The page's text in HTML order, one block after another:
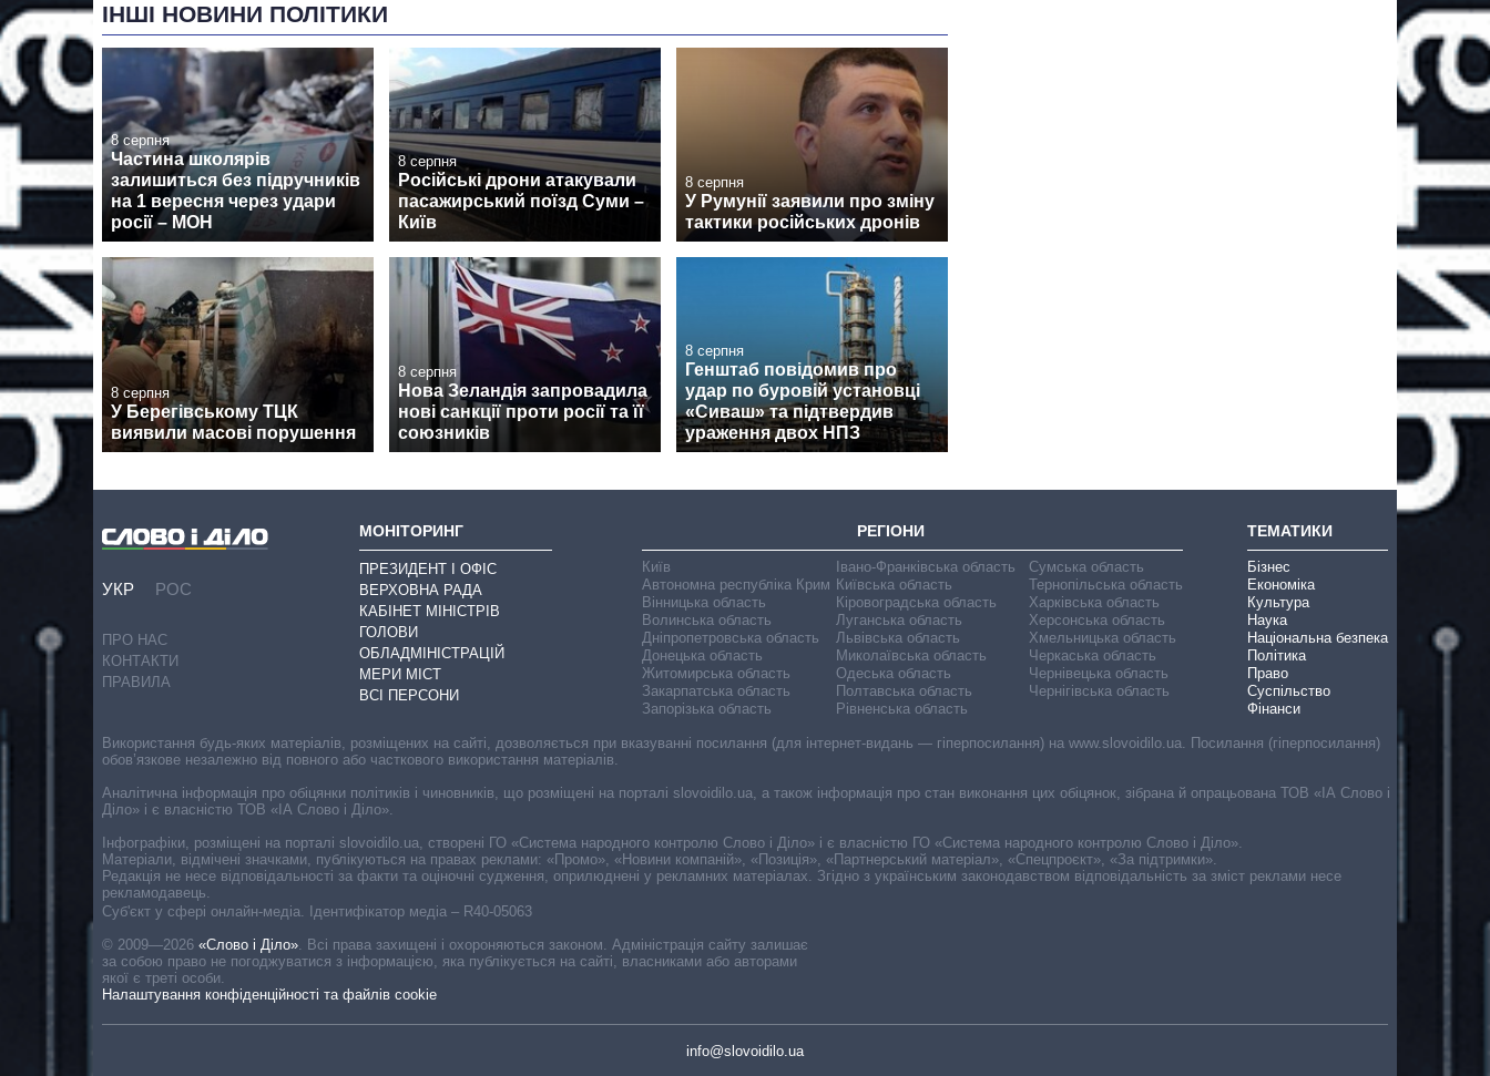
ІНШІ НОВИНИ ПОЛІТИКИ
8 серпня
Частина школярів
залишиться без підручників
на 1 вересня через удари
росії – МОН
8 серпня
Російські дрони атакували
пасажирський поїзд Суми –
Київ
8 серпня
У Румунії заявили про зміну
тактики російських дронів
8 серпня
У Берегівському ТЦК
виявили масові порушення
8 серпня
Нова Зеландія запровадила
нові санкції проти росії та її
союзників
8 серпня
Генштаб повідомив про
удар по буровій установці
«Сиваш» та підтвердив
ураження двох НПЗ
УКР РОС
ПРО НАС
КОНТАКТИ
ПРАВИЛА
МОНІТОРИНГ
ПРЕЗИДЕНТ І ОФІС
ВЕРХОВНА РАДА
КАБІНЕТ МІНІСТРІВ
ГОЛОВИ
ОБЛАДМІНІСТРАЦІЙ
МЕРИ МІСТ
ВСІ ПЕРСОНИ
РЕГІОНИ
Київ
Автономна республіка Крим
Вінницька область
Волинська область
Дніпропетровська область
Донецька область
Житомирська область
Закарпатська область
Запорізька область
Івано-Франківська область
Київська область
Кіровоградська область
Луганська область
Львівська область
Миколаївська область
Одеська область
Полтавська область
Рівненська область
Сумська область
Тернопільська область
Харківська область
Херсонська область
Хмельницька область
Черкаська область
Чернівецька область
Чернігівська область
ТЕМАТИКИ
Бізнес
Економіка
Культура
Наука
Національна безпека
Політика
Право
Суспільство
Фінанси
Cуб'єкт у сфері онлайн-медіа. Ідентифікатор медіа – R40-05063
© 2009—2026 «Слово і Діло». Всі права захищені і охороняються законом. Адміністрація сайту залишає
за собою право не погоджуватися з інформацією, яка публікується на сайті, власниками або авторами
якої є треті особи.
Налаштування конфіденційності та файлів cookie
info@slovoidilo.ua
Використання будь-яких матеріалів, розміщених на сайті, дозволяється при вказуванні посилання (для інтернет-видань — гіперпосилання) на www.slovoidilo.ua. Посилання (гіперпосилання)
обов’язкове незалежно від повного або часткового використання матеріалів.
Аналітична інформація про обіцянки політиків і чиновників, що розміщені на порталі slovoidilo.ua, а також інформація про стан виконання цих обіцянок, зібрана й опрацьована ТОВ «ІА Слово і
Діло» і є власністю ТОВ «ІА Слово і Діло».
Інфографіки, розміщені на порталі slovoidilo.ua, створені ГО «Система народного контролю Слово і Діло» і є власністю ГО «Система народного контролю Слово і Діло».
Матеріали, відмічені значками, публікуються на правах реклами: «Промо», «Новини компаній», «Позиція», «Партнерський матеріал», «Спецпроєкт», «За підтримки».
Редакція не несе відповідальності за факти та оціночні судження, оприлюднені у рекламних матеріалах. Згідно з українським законодавством відповідальність за зміст реклами несе
рекламодавець.